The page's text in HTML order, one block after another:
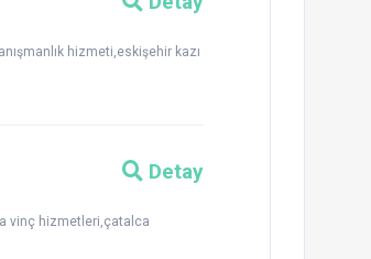
hizmeti,eskişehir kazı
Detay
vinç hizmetleri,çatalca